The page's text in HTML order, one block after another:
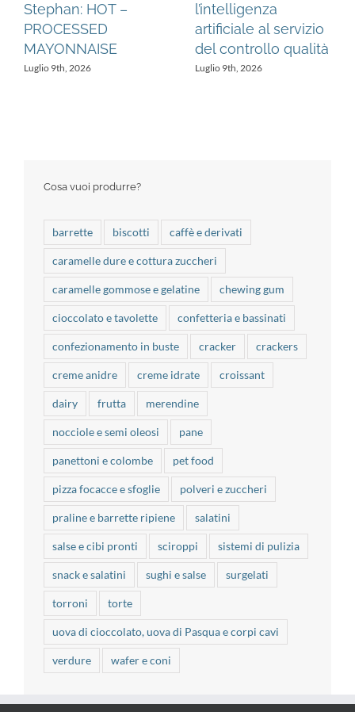
HOT –
l’intelligenza
artificiale al servizio
del controllo qualità
SAUCES
Luglio 6th,
Cosa vuoi produrre?
barrette biscotti caffè e derivati
caramelle dure e cottura zuccheri
caramelle gommose e gelatine chewing gum
cioccolato e tavolette confetteria e bassinati
confezionamento in buste cracker crackers
creme anidre creme idrate croissant
dairy frutta merendine
nocciole e semi oleosi pane
panettoni e colombe pet food
pizza focacce e sfoglie polveri e zuccheri
praline e barrette ripiene salatini
salse e cibi pronti sciroppi sistemi di pulizia
snack e salatini sughi e salse surgelati
torroni torte
uova di cioccolato, uova di Pasqua e corpi cavi
verdure wafer e coni